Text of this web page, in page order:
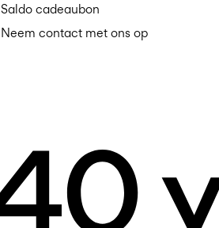
Saldo cadeaubon
Neem contact met ons op